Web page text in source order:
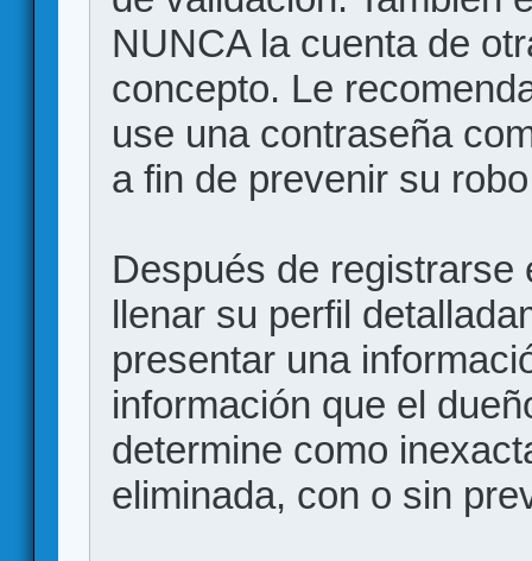
NUNCA la cuenta de
concepto. Le
use una contraseña
a fin de prevenir su
Después de registrarse
llenar su perfil
presentar una
información que el
determine como
eliminada, con o sin